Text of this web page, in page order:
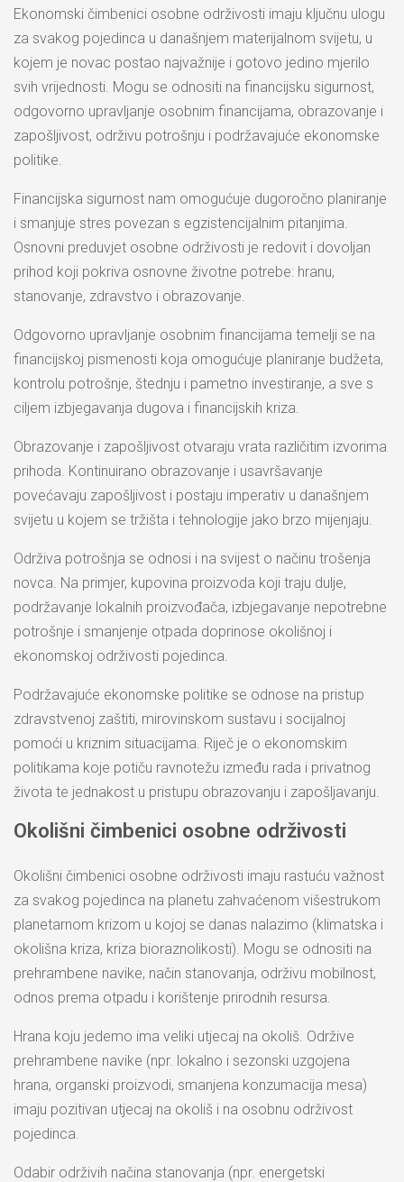
Ekonomski čimbenici osobne održivosti imaju ključnu ulogu
za svakog pojedinca u današnjem materijalnom svijetu, u
kojem je novac postao najvažnije i gotovo jedino mjerilo
svih vrijednosti. Mogu se odnositi na financijsku sigurnost,
odgovorno upravljanje osobnim financijama, obrazovanje i
zapošljivost, održivu potrošnju i podržavajuće ekonomske
politike.
Financijska sigurnost nam omogućuje dugoročno planiranje
i smanjuje stres povezan s egzistencijalnim pitanjima.
Osnovni preduvjet osobne održivosti je redovit i dovoljan
prihod koji pokriva osnovne životne potrebe: hranu,
stanovanje, zdravstvo i obrazovanje.
Odgovorno upravljanje osobnim financijama temelji se na
financijskoj pismenosti koja omogućuje planiranje budžeta,
kontrolu potrošnje, štednju i pametno investiranje, a sve s
ciljem izbjegavanja dugova i financijskih kriza.
Obrazovanje i zapošljivost otvaraju vrata različitim izvorima
prihoda. Kontinuirano obrazovanje i usavršavanje
povećavaju zapošljivost i postaju imperativ u današnjem
svijetu u kojem se tržišta i tehnologije jako brzo mijenjaju.
Održiva potrošnja se odnosi i na svijest o načinu trošenja
novca. Na primjer, kupovina proizvoda koji traju dulje,
podržavanje lokalnih proizvođača, izbjegavanje nepotrebne
potrošnje i smanjenje otpada doprinose okolišnoj i
ekonomskoj održivosti pojedinca.
Podržavajuće ekonomske politike se odnose na pristup
zdravstvenoj zaštiti, mirovinskom sustavu i socijalnoj
pomoći u kriznim situacijama. Riječ je o ekonomskim
politikama koje potiču ravnotežu između rada i privatnog
života te jednakost u pristupu obrazovanju i zapošljavanju.
Okolišni čimbenici osobne održivosti
Okolišni čimbenici osobne održivosti imaju rastuću važnost
za svakog pojedinca na planetu zahvaćenom višestrukom
planetarnom krizom u kojoj se danas nalazimo (klimatska i
okolišna kriza, kriza bioraznolikosti). Mogu se odnositi na
prehrambene navike, način stanovanja, održivu mobilnost,
odnos prema otpadu i korištenje prirodnih resursa.
Hrana koju jedemo ima veliki utjecaj na okoliš. Održive
prehrambene navike (npr. lokalno i sezonski uzgojena
hrana, organski proizvodi, smanjena konzumacija mesa)
imaju pozitivan utjecaj na okoliš i na osobnu održivost
pojedinca.
Odabir održivih načina stanovanja (npr. energetski